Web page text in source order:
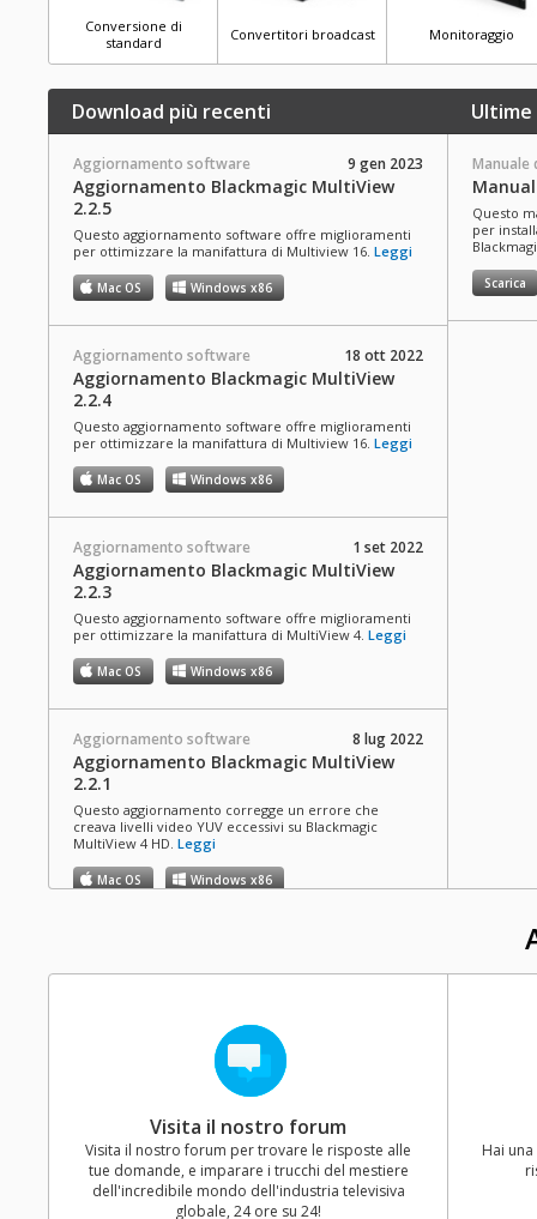
Conversione di
standard
Convertitori broadcast Monitoraggio
Download più recenti
Aggiornamento software 9 gen 2023
Aggiornamento Blackmagic MultiView
2.2.5
Questo aggiornamento software offre miglioramenti
per ottimizzare la manifattura di Multiview 16. Leggi
Mac OS Windows x86
Aggiornamento software 18 ott 2022
Aggiornamento Blackmagic MultiView
2.2.4
Questo aggiornamento software offre miglioramenti
per ottimizzare la manifattura di Multiview 16. Leggi
Mac OS Windows x86
Aggiornamento software 1 set 2022
Aggiornamento Blackmagic MultiView
2.2.3
Questo aggiornamento software offre miglioramenti
per ottimizzare la manifattura di MultiView 4. Leggi
Mac OS Windows x86
Aggiornamento software 8 lug 2022
Aggiornamento Blackmagic MultiView
2.2.1
Questo aggiornamento corregge un errore che
creava livelli video YUV eccessivi su Blackmagic
MultiView 4 HD. Leggi
Mac OS Windows x86
Aggiornamento Blackmagic MultiView 2.2
Windows x86
Aggiornamento software
Aggiornamento Blackmagic MultiView
2.1.1
Questo update corregge un errore occasionale che
impedisce la visualizzazione degli overlay sul monitor
Manuale
Questo
per
Scarica
Visita il nostro forum
Visita il nostro forum per trovare le risposte alle
tue domande, e imparare i trucchi del mestiere
dell'incredibile mondo dell'industria televisiva
globale, 24 ore su 24!
Hai